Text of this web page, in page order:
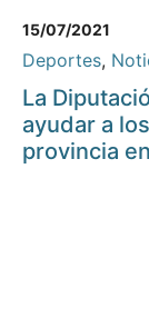
15/07/2021
Deportes,
La
ayudar a
provincia